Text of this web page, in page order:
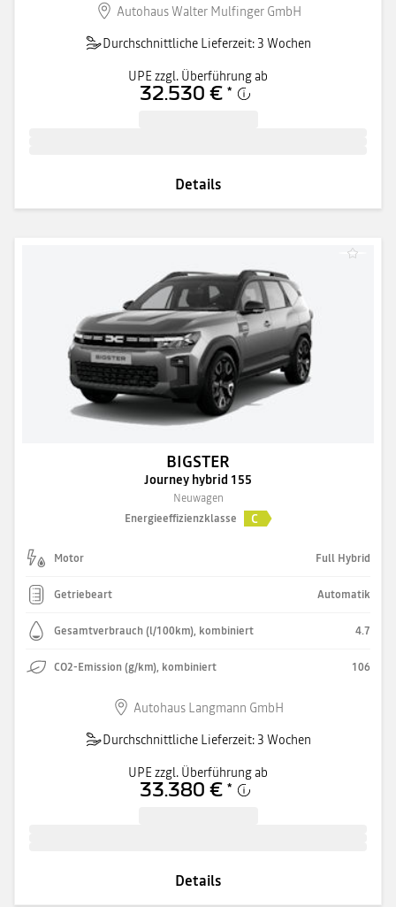
Autohaus Walter Mulfinger GmbH
Durchschnittliche Lieferzeit: 3 Wochen
UPE zzgl. Überführung ab
32.530 € *
Details
BIGSTER
Journey hybrid 155
Neuwagen
Energieeffizienzklasse
C
Motor Full Hybrid
Getriebeart Automatik
Gesamtverbrauch (l/100km), kombiniert 4.7
CO2-Emission (g/km), kombiniert 106
Autohaus Langmann GmbH
Durchschnittliche Lieferzeit: 3 Wochen
UPE zzgl. Überführung ab
33.380 € *
Details